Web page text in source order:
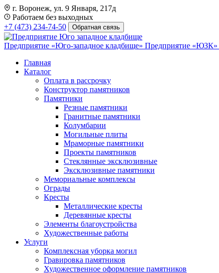
г. Воронеж, ул. 9 Января, 217д
Работаем без выходных
+7 (473) 234-74-50
Обратная связь
Предприятие «Юго-западное кладбище» Предприятие «ЮЗК»
Главная
Каталог
Оплата в рассрочку
Конструктор памятников
Памятники
Резные памятники
Гранитные памятники
Колумбарии
Могильные плиты
Мраморные памятники
Проекты памятников
Стеклянные эксклюзивные
Эксклюзивные памятники
Мемориальные комплексы
Ограды
Кресты
Металлические кресты
Деревянные кресты
Элементы благоустройства
Художественные работы
Услуги
Комплексная уборка могил
Гравировка памятников
Художественное оформление памятников